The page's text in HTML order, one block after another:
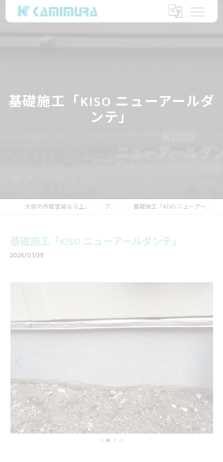
基礎施工「KISO ニューアールダ
ンテ」
大阪の外壁塗装なら上村塗装店 ブログ 基礎施工「KISO ニューアールダンテ」
基礎施工「KISO ニューアールダンテ」
2026/01/29